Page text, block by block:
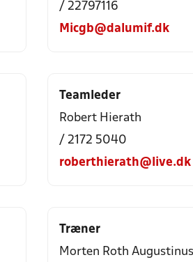
/ 22797116
Micgb@dalumif.dk
Teamleder
Robert Hierath
/ 2172 5040
roberthierath@live.dk
Træner
Morten Roth Augustinus